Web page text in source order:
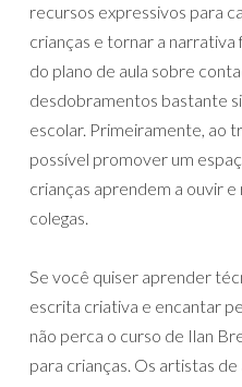
recursos expressivos para
crianças e tornar a
do plano de aula sobre
desdobramentos bastante
escolar. Primeiramente, ao
possível promover um
crianças aprendem a ouvir
colegas.
Se você quiser aprender
escrita criativa e encantar
não perca o curso de Ilan
para crianças. Os artistas